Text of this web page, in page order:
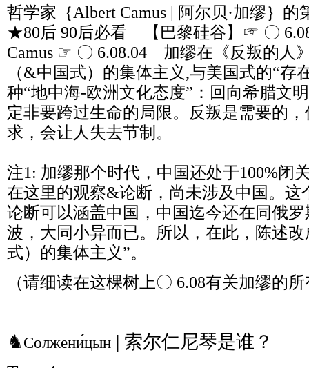
哲学家｛Albert Camus | 阿尔贝·加缪｝的
★80后 90后必看 【巴黎硅谷】☞ 〇
Camus ☞ 〇 6.08.04 加缪在《反叛的人
（&中国式）的集体主义,与美国式的“存
种“地中海-欧洲文化态度”：回向希腊文
定非要跨过生命的局限。反叛是需要的
求，会让人失去节制。
注1: 加缪那个时代，中国还处于100%闭
在这里的观察&论断，尚未涉及中国。这
论断可以涵盖中国，中国迄今还在同俄
波，大同小异而已。所以，在此，陈述
式）的集体主义”。
（请细读在这棵树上〇 6.08有关加缪的
♞ Солжени́цын | 索尔仁尼琴是谁？